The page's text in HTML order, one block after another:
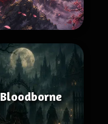
Bloodborne